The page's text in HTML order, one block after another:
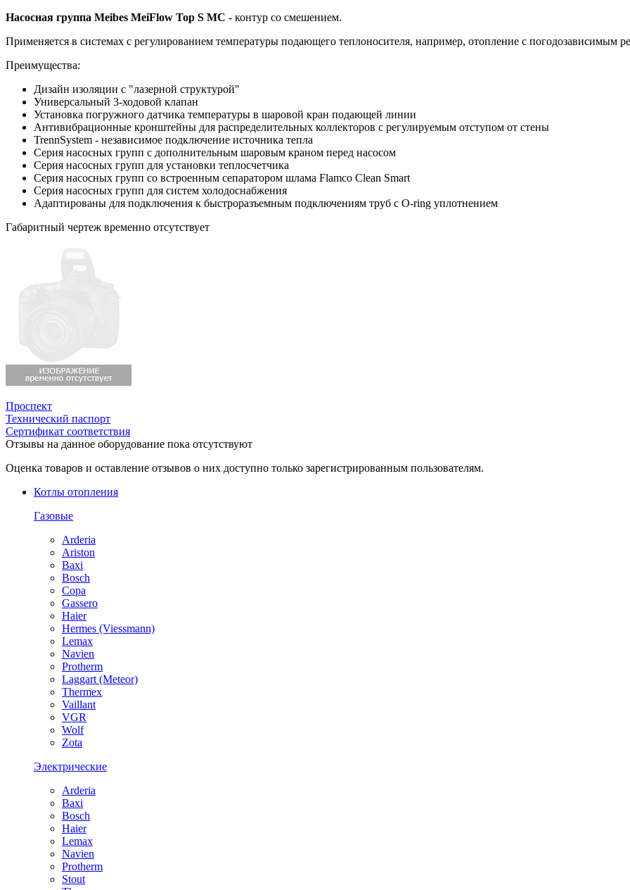
Насосная группа Meibes MeiFlow Top S MC - контур со смешением.
Применяется в системах с регулированием температуры подающего теплоносителя, например, отопление с погодозависимым
Преимущества:
Дизайн изоляции с "лазерной структурой"
Универсальный 3-ходовой клапан
Установка погружного датчика температуры в шаровой кран подающей линии
Антивибрационные кронштейны для распределительных коллекторов с регулируемым отступом от стены
TrennSystem - независимое подключение источника тепла
Серия насосных групп с дополнительным шаровым краном перед насосом
Серия насосных групп для установки теплосчетчика
Серия насосных групп со встроенным сепаратором шлама Flamco Clean Smart
Серия насосных групп для систем холодоснабжения
Адаптированы для подключения к быстроразъемным подключениям труб с O-ring уплотнением
Габаритный чертеж временно отсутствует
Проспект
Технический паспорт
Сертификат соответствия
Отзывы на данное оборудование пока отсутствуют
Оценка товаров и оставление отзывов о них доступно только зарегистрированным пользователям.
Котлы отопления
Газовые
Arderia
Ariston
Baxi
Bosch
Copa
Gassero
Haier
Hermes (Viessmann)
Lemax
Navien
Protherm
Laggart (Meteor)
Thermex
Vaillant
VGR
Wolf
Zota
Электрические
Arderia
Baxi
Bosch
Haier
Lemax
Navien
Protherm
Stout